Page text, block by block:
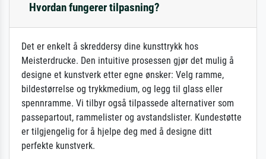
Hvordan fungerer tilpasning?
Det er enkelt å skreddersy dine kunsttrykk hos
Meisterdrucke. Den intuitive prosessen gjør det mulig å
designe et kunstverk etter egne ønsker: Velg ramme,
bildestørrelse og trykkmedium, og legg til glass eller
spennramme. Vi tilbyr også tilpassede alternativer som
passepartout, rammelister og avstandslister. Kundestøtte
er tilgjengelig for å hjelpe deg med å designe ditt
perfekte kunstverk.